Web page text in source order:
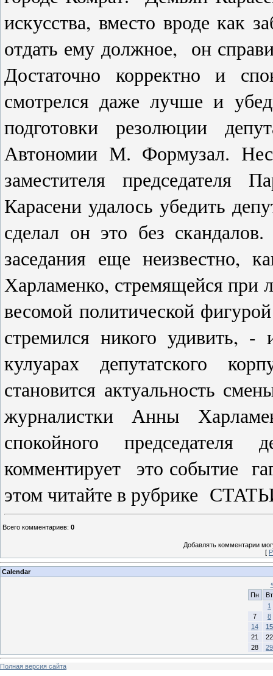
искусства, вместо вроде как
отдать ему должное, он
Достаточно корректно и
смотрелся даже лучше и
подготовки резолюции
Автономии М. Формузал.
заместителя председателя
Карасени удалось убедить
сделал он это без
заседания еще неизвестно,
Харламенко, стремящейся при
весомой политической
стремился никого удивить,
кулуарах депутатского
становится актуальность
журналистки Анны
спокойного председателя
комментирует это событие
этом читайте в рубрике
Всего комментариев: 0
Добавлять комментарии
[
Calendar
Пн
Вт
1
7
8
14
15
21
22
28
29
Полная версия сайта